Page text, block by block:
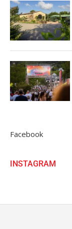
Facebook
INSTAGRAM